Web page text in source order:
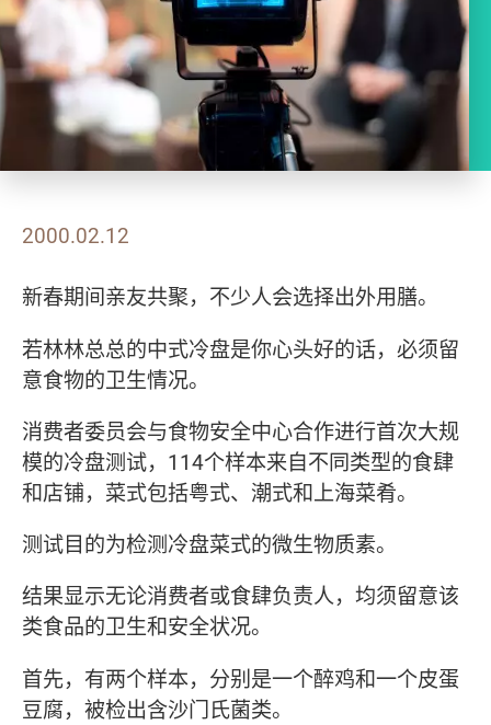
2000.02.12
新春期间亲友共聚，不少人会选择出外用膳。
若林林总总的中式冷盘是你心头好的话，必须留
意食物的卫生情况。
消费者委员会与食物安全中心合作进行首次大规
模的冷盘测试，114个样本来自不同类型的食肆
和店铺，菜式包括粤式、潮式和上海菜肴。
测试目的为检测冷盘菜式的微生物质素。
结果显示无论消费者或食肆负责人，均须留意该
类食品的卫生和安全状况。
首先，有两个样本，分别是一个醉鸡和一个皮蛋
豆腐，被检出含沙门氏菌类。